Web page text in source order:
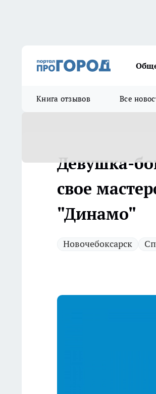
Книга отзывов Все
Девушка-
свое
"Динамо"
Новочебоксарск